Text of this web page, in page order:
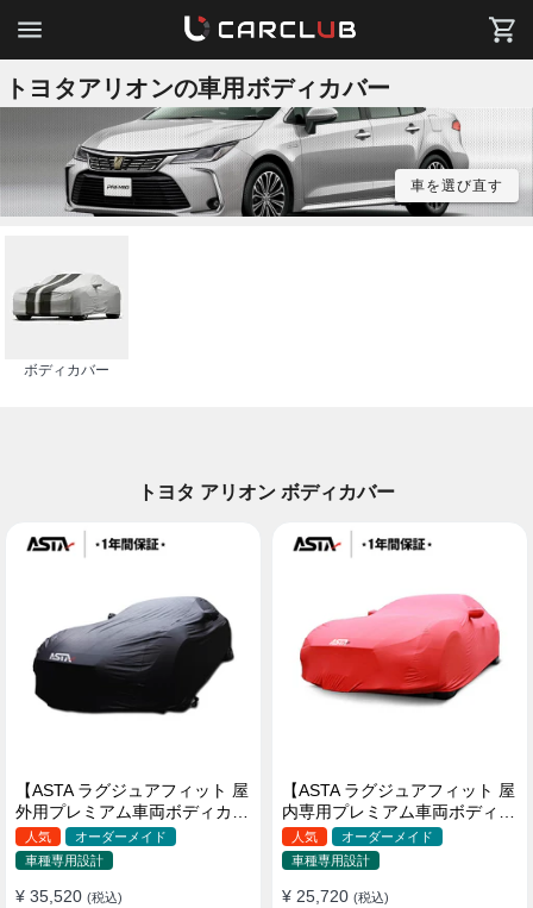
トヨタアリオンの車用ボディカバー
車を選び直す
ボディカバー
トヨタ アリオン ボディカバー
【ASTA ラグジュアフィット 屋
外用プレミアム車両ボディカバ
ー】PUレザー製 オーダーメイ
ド 高級感 裏起毛車カバー 強風
対策
人気
オーダーメイド
車種専用設計
¥ 35,520 (税込)
【ASTA ラグジュアフィット 屋
内専用プレミアム車両ボディカ
バー】オーダーメイド 最高級
生地 柔かい 裏起毛車カバー
人気
オーダーメイド
車種専用設計
¥ 25,720 (税込)